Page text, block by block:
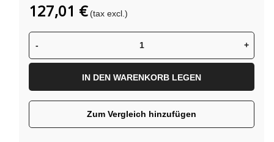
- +
IN DEN WARENKORB LEGEN
Zum Vergleich hinzufügen
127,01 € (tax excl.)